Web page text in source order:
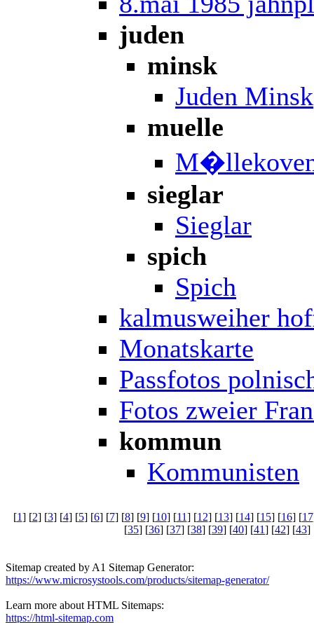
juden
minsk
Juden Minsk
muelle
sieglar
Sieglar
spich
Spich
kalmusweiher
Monatskarte
Passfotos
Fotos zweier
kommun
Kommunisten
[1] [2] [3] [4] [5] [6] [7] [8] [9] [10] [11] [12] [13] [14] [15] [16] [17
[35] [36] [37] [38] [39] [40] [41] [42] [43]
Sitemap created by A1 Sitemap Generator:
https://www.microsystools.com/products/sitemap-generator/
Learn more about HTML Sitemaps:
https://html-sitemap.com